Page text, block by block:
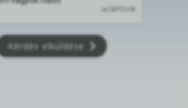
Kérdés elküldése